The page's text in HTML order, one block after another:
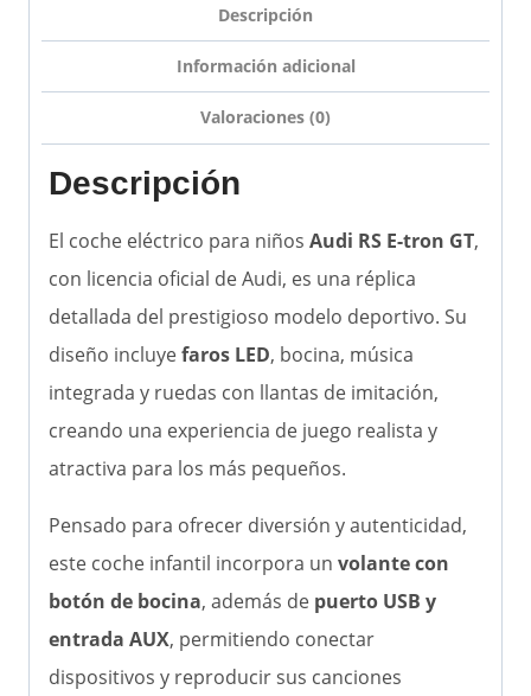
Descripción
Información adicional
Valoraciones (0)
Descripción
El coche eléctrico para niños Audi RS E-tron GT,
con licencia oficial de Audi, es una réplica
detallada del prestigioso modelo deportivo. Su
diseño incluyefaros LED, bocina, música
integrada y ruedas con llantas de imitación,
creando una experiencia de juego realista y
atractiva para los más pequeños.
Pensado para ofrecer diversión y autenticidad,
este coche infantil incorpora un volante con
botón de bocina, además de puerto USB y
entrada AUX, permitiendo conectar
dispositivos y reproducir sus canciones